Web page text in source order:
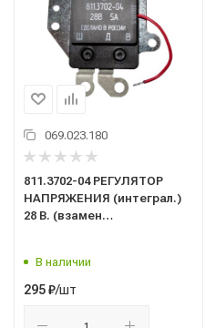
069.023.180
811.3702-04 РЕГУЛЯТОР
НАПРЯЖЕНИЯ (интеграл.)
28 В. (взамен
В наличии
295₽/шт